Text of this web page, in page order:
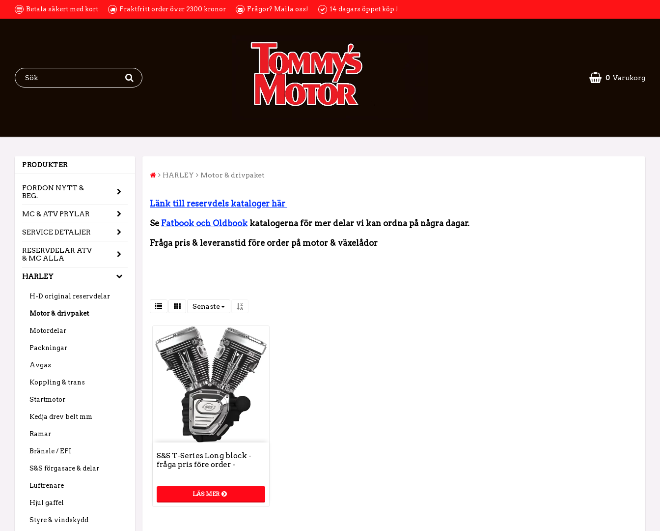
Betala säkert med kort Fraktfritt order över 2300 kronor Frågor? Maila oss! 14 dagars öppet köp !
0 Varukorg
PRODUKTER
FORDON NYTT &
BEG.
MC & ATV PRYLAR
SERVICE DETALJER
RESERVDELAR ATV
& MC ALLA
HARLEY
H-D original reservdelar
Motor & drivpaket
Motordelar
Packningar
Avgas
Koppling & trans
Startmotor
Kedja drev belt mm
Ramar
Bränsle / EFI
S&S förgasare & delar
Luftrenare
Hjul gaffel
Styre & vindskydd
HARLEY Motor & drivpaket
Länk till reservdels kataloger här
Se Fatbook och Oldbook katalogerna för mer delar vi kan ordna på några dagar.
Fråga pris & leveranstid före order på motor & växelådor
Senaste
S&S T-Series Long block -
fråga pris före order -
LÄS MER